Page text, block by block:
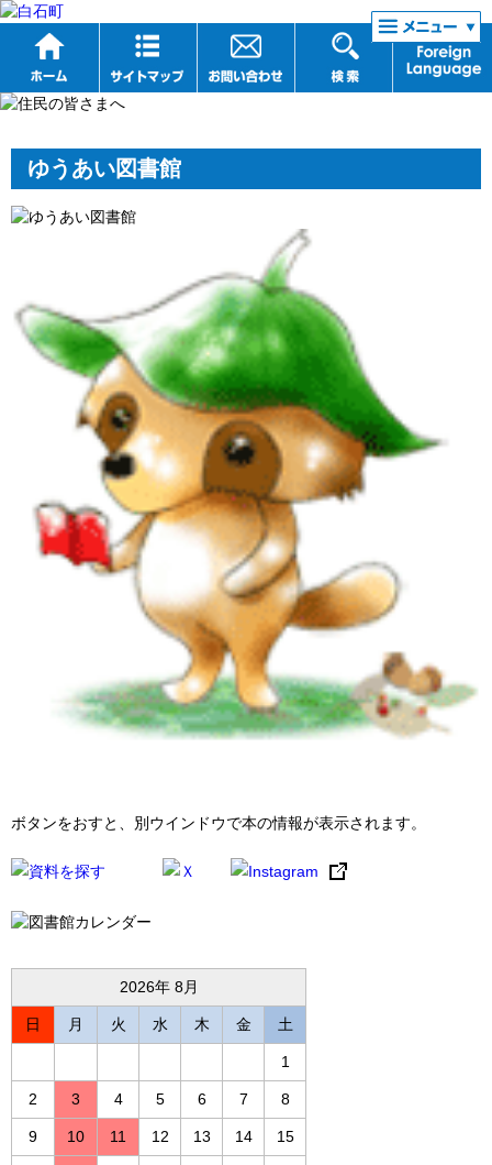
リンク集
ゆうあい図書館
ボタンをおすと、別ウインドウで本の情報が表示されます。
2026年 8月
日 月 火 水 木 金 土
1
2 3 4 5 6 7 8
9 10 11 12 13 14 15